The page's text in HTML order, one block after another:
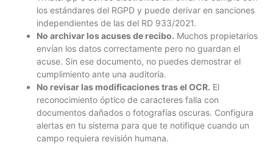
los estándares del RGPD y puede derivar en sanciones
independientes de las del RD 933/2021.
No archivar los acuses de recibo. Muchos propietarios
envían los datos correctamente pero no guardan el
acuse. Sin ese documento, no puedes demostrar el
cumplimiento ante una auditoría.
No revisar las modificaciones tras el OCR. El
reconocimiento óptico de caracteres falla con
documentos dañados o fotografías oscuras. Configura
alertas en tu sistema para que te notifique cuando un
campo requiera revisión humana.